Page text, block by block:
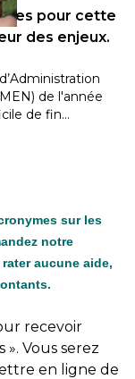
pour cette
des enjeux.
de l'année
de fin…
sur les
notre
aucune aide,
recevoir
». Vous serez
en ligne de